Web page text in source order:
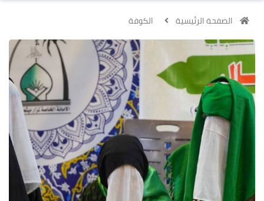
الصفحة الرئيسية الكوفة